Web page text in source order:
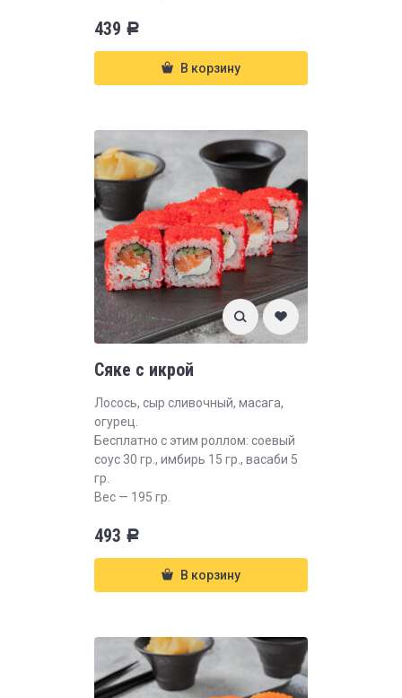
439 Р
В корзину
Сяке с икрой
Лосось, сыр сливочный, масага,
огурец.
Бесплатно с этим роллом: соевый
соус 30 гр., имбирь 15 гр., васаби 5
гр.
Вес — 195 гр.
493 Р
В корзину